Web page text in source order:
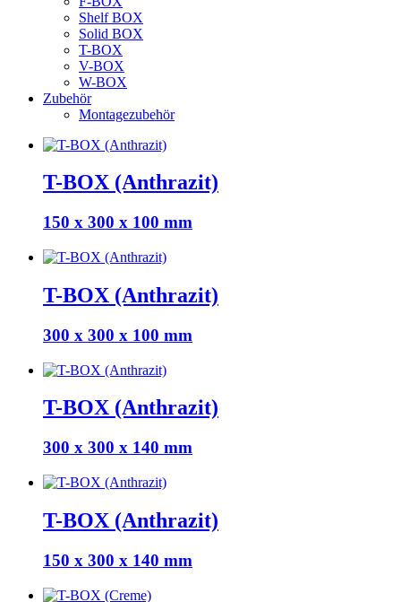
Shelf BOX
Solid BOX
T-BOX
V-BOX
W-BOX
Zubehör
Montagezubehör
T-BOX (Anthrazit)
150 x 300 x 100 mm
T-BOX (Anthrazit)
300 x 300 x 100 mm
T-BOX (Anthrazit)
300 x 300 x 140 mm
T-BOX (Anthrazit)
150 x 300 x 140 mm